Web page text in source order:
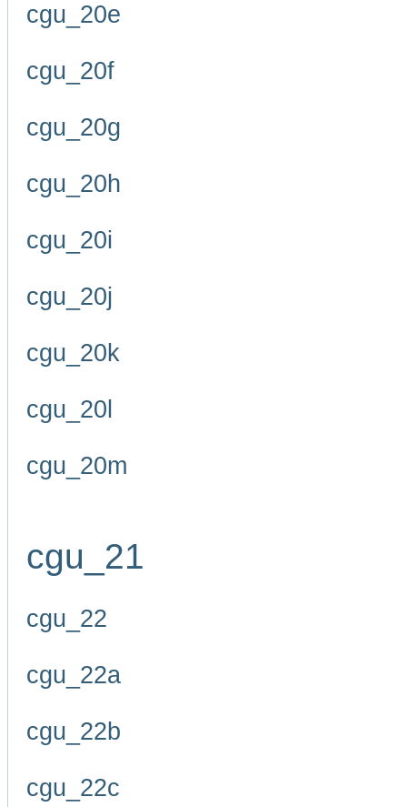
cgu_20e
cgu_20f
cgu_20g
cgu_20h
cgu_20i
cgu_20j
cgu_20k
cgu_20l
cgu_20m
cgu_21
cgu_22
cgu_22a
cgu_22b
cgu_22c